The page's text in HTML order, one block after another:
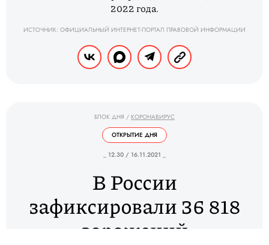
2022 года.
ИСТОЧНИК: ОФИЦИАЛЬНЫЙ ИНТЕРНЕТ-ПОРТАЛ ПРАВОВОЙ ИНФОРМАЦИИ
БЛОК ДНЯ / КОРОНАВИРУС
ОТКРЫТИЕ ДНЯ
_ 12.30 / 16.11.2021 _
В России
зафиксировали 36 818
заражений